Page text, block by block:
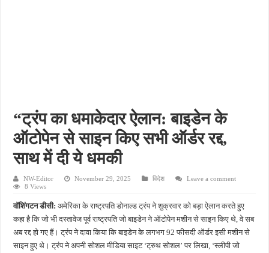
“ट्रंप का धमाकेदार ऐलान: बाइडेन के
ऑटोपेन से साइन किए सभी ऑर्डर रद्द,
साथ में दी ये धमकी
NW-Editor November 29, 2025 विदेश
Leave a comment
8 Views
वॉशिंगटन डीसी: अमेरिका के राष्ट्रपति डोनाल्ड ट्रंप ने शुक्रवार को बड़ा ऐलान करते हुए
कहा है कि जो भी दस्तावेज पूर्व राष्ट्रपति जो बाइडेन ने ऑटोपेन मशीन से साइन किए थे, वे सब
अब रद्द हो गए हैं। ट्रंप ने दावा किया कि बाइडेन के लगभग 92 फीसदी ऑर्डर इसी मशीन से
साइन हुए थे। ट्रंप ने अपनी सोशल मीडिया साइट ‘ट्रुथ सोशल’ पर लिखा, ‘स्लीपी जो